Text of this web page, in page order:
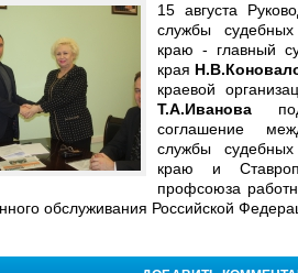
15 августа
службы
краю - главный
края
краевой
Т.А.Иванова
соглашение
службы
краю и
профсоюза
обслуживания Российской